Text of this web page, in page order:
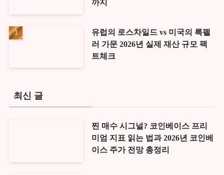
까지
유럽의 로스차일드 vs 미국의 록펠
러 가문 2026년 실제 재산 규모 팩
트체크
최신 글
찐 매수 시그널? 코인베이스 프리
미엄 지표 읽는 법과 2026년 코인베
이스 주가 전망 총정리